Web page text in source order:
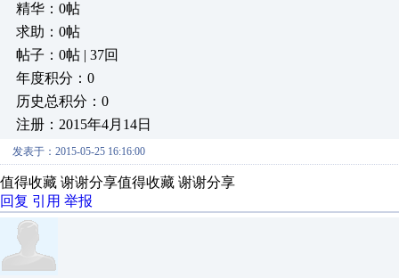
精华：0帖
求助：0帖
帖子：0帖 | 37回
年度积分：0
历史总积分：0
注册：2015年4月14日
发表于：2015-05-25 16:16:00
值得收藏 谢谢分享值得收藏 谢谢分享
回复 引用 举报